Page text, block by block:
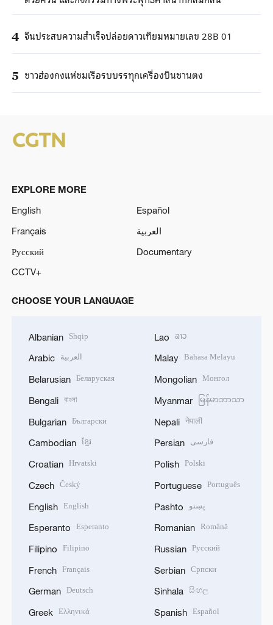
4 จีนประสบความสําเร็จปล่อยดาวเทียมหมายเลข 28B 01
5 ชาวฮ่องกงแห่ชมเรือรบบรรทุกเครื่องบินซานตง
EXPLORE MORE
English
Español
Français
العربية
Русский
Documentary
CCTV+
CHOOSE YOUR LANGUAGE
Albanian Shqip
Arabic العربية
Belarusian Беларуская
Bengali বাংলা
Bulgarian Български
Cambodian ខ្មែរ
Croatian Hrvatski
Czech Český
English English
Esperanto Esperanto
Filipino Filipino
French Français
German Deutsch
Greek Ελληνικά
Lao ລາວ
Malay Bahasa Melayu
Mongolian Монгол
Myanmar မြန်မာဘာသာ
Nepali नेपाली
Persian فارسی
Polish Polski
Portuguese Português
Pashto پښتو
Romanian Română
Russian Русский
Serbian Српски
Sinhala සිංහල
Spanish Español